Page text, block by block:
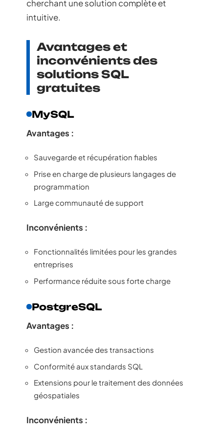
cherchant une solution complète et
intuitive.
Avantages et
inconvénients des
solutions SQL
gratuites
MySQL
Avantages :
Sauvegarde et récupération fiables
Prise en charge de plusieurs langages de
programmation
Large communauté de support
Inconvénients :
Fonctionnalités limitées pour les grandes
entreprises
Performance réduite sous forte charge
PostgreSQL
Avantages :
Gestion avancée des transactions
Conformité aux standards SQL
Extensions pour le traitement des données
géospatiales
Inconvénients :